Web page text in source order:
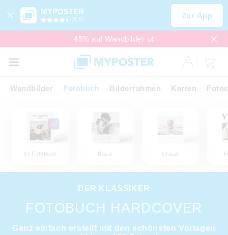
MYPOSTER
(4,6) Zur App
45% auf Wandbilder 🎢
Wandbilder Fotobuch Bilderrahmen Karten
KI-Fotobuch Basic Urlaub
DER KLASSIKER
FOTOBUCH HARDCOVER
Ganz einfach erstellt mit den schönsten Vorlagen